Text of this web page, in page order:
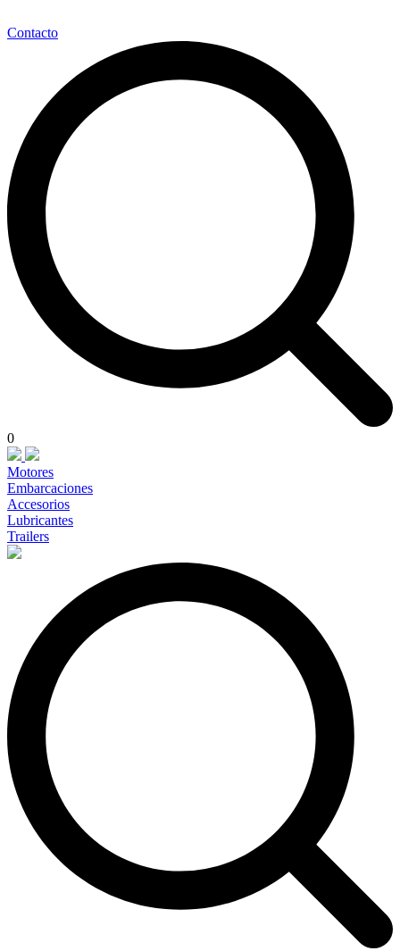
Contacto
0
Motores
Embarcaciones
Accesorios
Lubricantes
Trailers